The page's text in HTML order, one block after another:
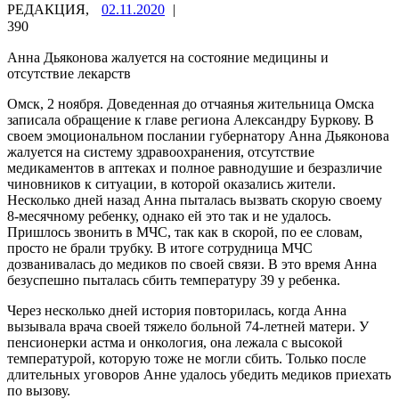
РЕДАКЦИЯ, 02.11.2020 |
390
Анна Дьяконова жалуется на состояние медицины и
отсутствие лекарств
Омск, 2 ноября. Доведенная до отчаянья жительница Омска
записала обращение к главе региона Александру Буркову. В
своем эмоциональном послании губернатору Анна Дьяконова
жалуется на систему здравоохранения, отсутствие
медикаментов в аптеках и полное равнодушие и безразличие
чиновников к ситуации, в которой оказались жители.
Несколько дней назад Анна пыталась вызвать скорую своему
8-месячному ребенку, однако ей это так и не удалось.
Пришлось звонить в МЧС, так как в скорой, по ее словам,
просто не брали трубку. В итоге сотрудница МЧС
дозванивалась до медиков по своей связи. В это время Анна
безуспешно пыталась сбить температуру 39 у ребенка.
Через несколько дней история повторилась, когда Анна
вызывала врача своей тяжело больной 74-летней матери. У
пенсионерки астма и онкология, она лежала с высокой
температурой, которую тоже не могли сбить. Только после
длительных уговоров Анне удалось убедить медиков приехать
по вызову.